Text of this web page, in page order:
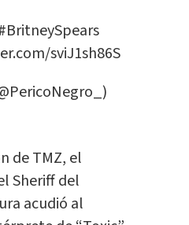
sviJ1sh86S
de TMZ, el
Sheriff del
acudió al